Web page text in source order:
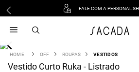
FALE COM A PERSONAL
OFF ROUPAS VESTIDOS
Vestido Curto Ruka - Listrado
vestido
3 º blusa
º tricot